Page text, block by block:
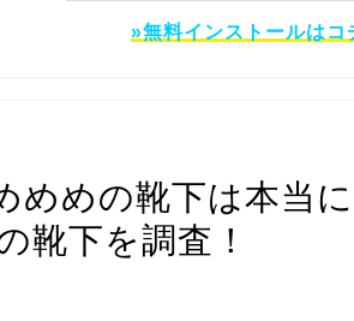
»無料インストールはコ
めめの靴下は本当
靴下を調査！